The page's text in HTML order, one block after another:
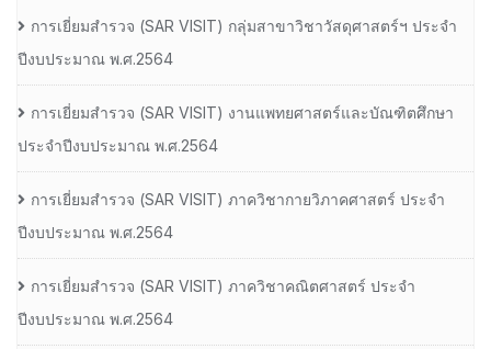
การเยี่ยมสํารวจ (SAR VISIT) กลุ่มสาขาวิชาวัสดุศาสตร์ฯ ประจํา
ปีงบประมาณ พ.ศ.2564
การเยี่ยมสํารวจ (SAR VISIT) งานแพทยศาสตร์และบัณฑิตศึกษา
ประจําปีงบประมาณ พ.ศ.2564
การเยี่ยมสํารวจ (SAR VISIT) ภาควิชากายวิภาคศาสตร์ ประจํา
ปีงบประมาณ พ.ศ.2564
การเยี่ยมสํารวจ (SAR VISIT) ภาควิชาคณิตศาสตร์ ประจํา
ปีงบประมาณ พ.ศ.2564